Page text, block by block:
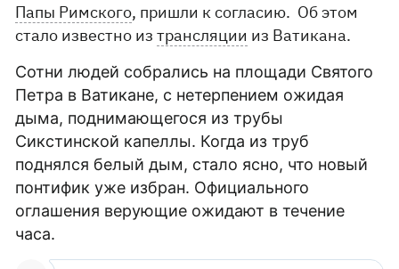
Папы Римского, пришли к согласию. Об этом
стало известно изтрансляции из Ватикана.
Сотни людей собрались на площади Святого
Петра в Ватикане, с нетерпением ожидая
дыма, поднимающегося из трубы
Сикстинской капеллы. Когда из труб
поднялся белый дым, стало ясно, что новый
понтифик уже избран. Официального
оглашения верующие ожидают в течение
часа.